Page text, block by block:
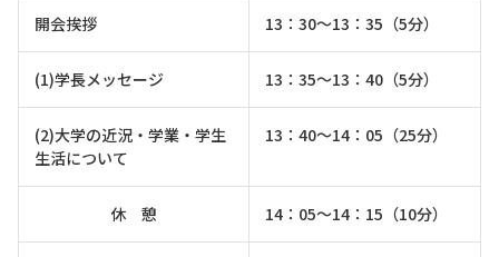
開会挨拶 13：30～13：35（5分）
(1)学長メッセージ 13：35～13：40（5分）
(2)大学の近況・学業・学生
生活について
13：40～14：05（25分）
休 憩 14：05～14：15（10分）